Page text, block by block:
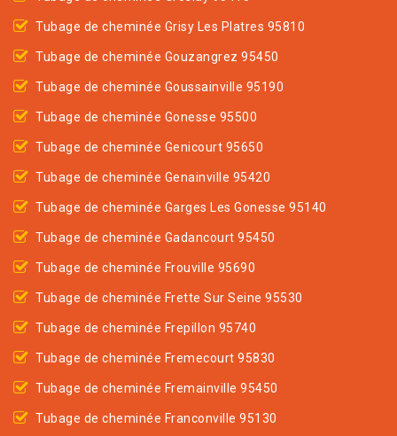
Tubage de cheminée Grisy Les Platres 95810
Tubage de cheminée Gouzangrez 95450
Tubage de cheminée Goussainville 95190
Tubage de cheminée Gonesse 95500
Tubage de cheminée Genicourt 95650
Tubage de cheminée Genainville 95420
Tubage de cheminée Garges Les Gonesse 95140
Tubage de cheminée Gadancourt 95450
Tubage de cheminée Frouville 95690
Tubage de cheminée Frette Sur Seine 95530
Tubage de cheminée Frepillon 95740
Tubage de cheminée Fremecourt 95830
Tubage de cheminée Fremainville 95450
Tubage de cheminée Franconville 95130